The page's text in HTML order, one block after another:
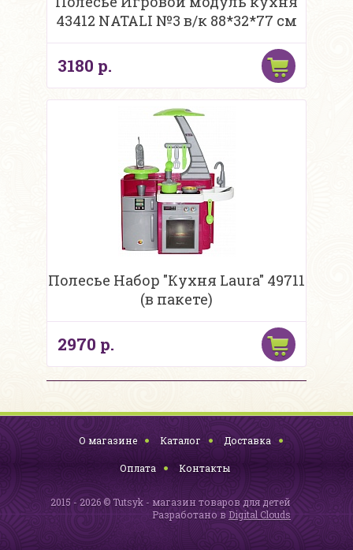
43412 NATALI №3 в/к 88*32*77 см
3180 р.
Полесье Набор "Кухня Laura" 49711
(в пакете)
2970 р.
О магазине Каталог Доставка
Оплата Контакты
2015 - 2026 © Tutsyk - магазин товаров для детей
Разработано в Digital Clouds